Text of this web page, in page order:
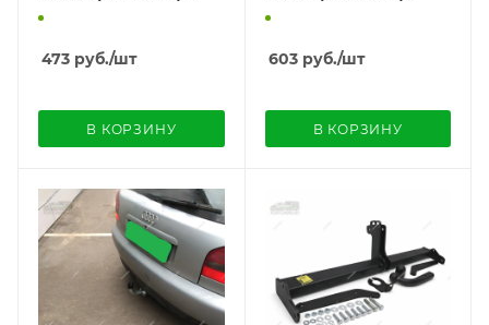
"седан/ кабриолет/
473 руб./шт
В КОРЗИНУ
"хэтчбек 3 двери"
603руб./шт
В КОРЗИНУ